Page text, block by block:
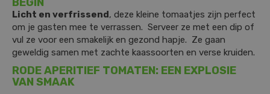
Licht en verfrissend, deze kleine tomaatjes zijn perfect
om je gasten mee te verrassen. Serveer ze met een dip of
vul ze voor een smakelijk en gezond hapje. Ze gaan
geweldig samen met zachte kaassoorten en verse kruiden.
RODE APERITIEF TOMATEN: EEN EXPLOSIE
VAN SMAAK